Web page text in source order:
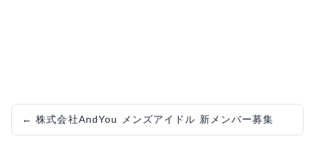
← 株式会社AndYou メンズアイドル 新メンバー募集